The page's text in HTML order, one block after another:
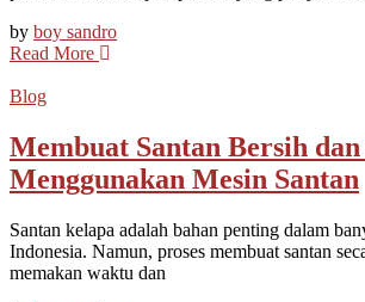
by boy sandro
Read More
Blog
Membuat Santan Bersih
Menggunakan Mesin Santan
Santan kelapa adalah bahan penting dalam
Indonesia. Namun, proses membuat santan
memakan waktu dan